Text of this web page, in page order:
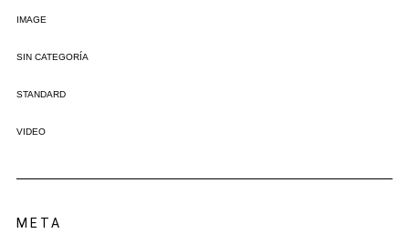
IMAGE
SIN CATEGORÍA
STANDARD
VIDEO
META